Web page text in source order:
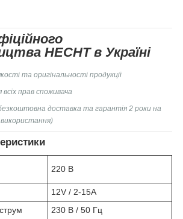
HECHT в Україні
та оригінальності продукції
прав споживача
доставка та гарантія 2 роки на
220 В
12V / 2-15А
230 В / 50 Гц